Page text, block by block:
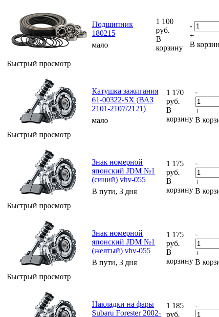
Быстрый просмотр
Подшипник
180215
мало
1 100
руб.
В
корзину
-
+
В
Быстрый просмотр
Катушка зажигания
61-00322-SX (ВАЗ
2101-2107/2121)
мало
1 170
руб.
В
корзину
-
+
В
Быстрый просмотр
Знак номерной
японский JDM №1
(синий) vhv-055
В пути, 3 дня
1 175
руб.
В
корзину
-
+
В
Быстрый просмотр
Знак номерной
японский JDM №1
(желтый) vhv-055
В пути, 3 дня
1 175
руб.
В
корзину
-
+
В
Накладки на фары
Subaru Forester 2002-
1 185
руб.
-